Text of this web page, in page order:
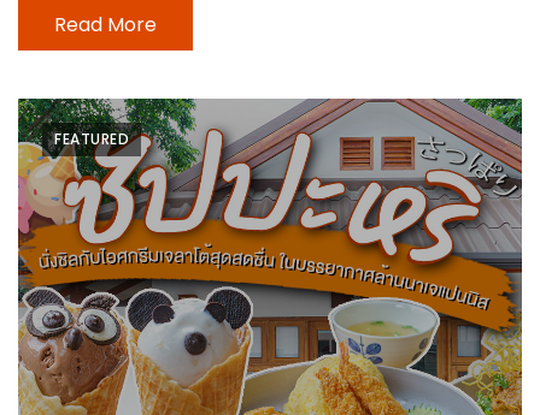
บาท
3
รางวัล
วัน
แม่
สุด
พิเศษ
โปร
โม
ชั่น
Read More
FEATURED